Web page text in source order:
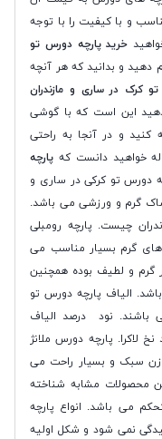
و با کیفیت را با توجه
خرید پارچه دورس تو
دهید و بدانید که هر آنچه
کرک در ساری و مازندران
دهید این است که با گوشی
و در آنجا به راحتی
خواهید دانست که پارچه
دورس تو کرکی در ساری و
گرم و ورزشی می باشد.
چیست. پارچه رومبلی
گرم بسیار مناسب می
گرم و لطیف بوده همچنین
الیاف پارچه دورس تو
باشند. نود درصد الیاف
لاکرا. پارچه دورس ملانژ
سبک و بسیار راحت می
محصولات مشابه شناخته
می باشد. انواع پارچه
نمی شود و شکل اولیه